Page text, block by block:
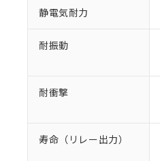
静電気耐力
耐振動
耐衝撃
寿命（リレー出力）